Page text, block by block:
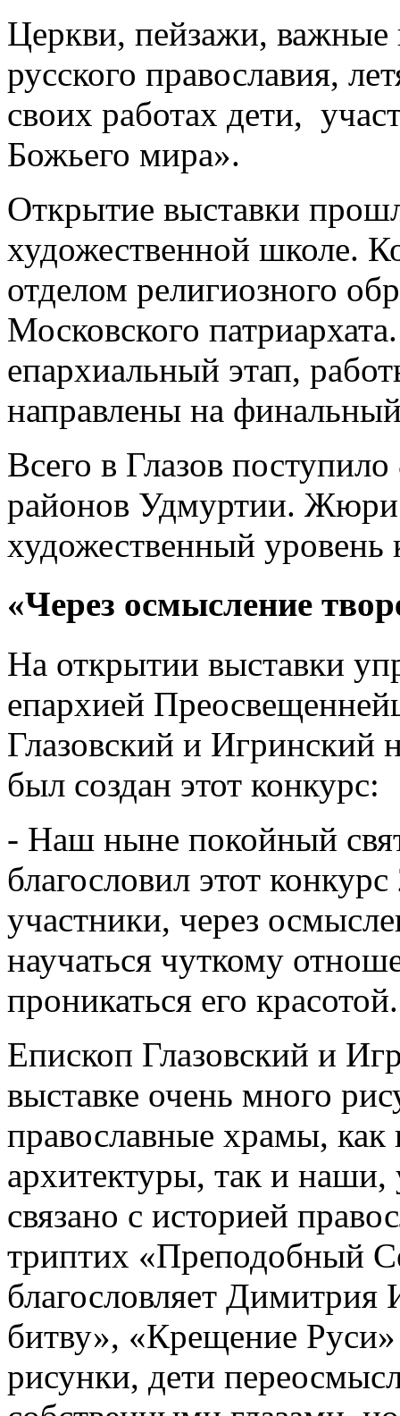
Церкви, пейзажи,
русского православия,
своих работах дети,
Божьего мира».
Открытие выставки
художественной школе.
отделом религиозного
Московского
епархиальный этап,
направлены на
Всего в Глазов
районов Удмуртии. Жюри
художественный уровень
«Через осмысление
На открытии выставки
епархией
Глазовский и Игринский
был создан этот конкурс:
- Наш ныне покойный
благословил этот
участники, через
научаться чуткому
проникаться его красотой.
Епископ Глазовский и
выставке очень много
православные храмы, как
архитектуры, так и
связано с историей
триптих «Преподобный
благословляет
битву», «Крещение
рисунки, дети